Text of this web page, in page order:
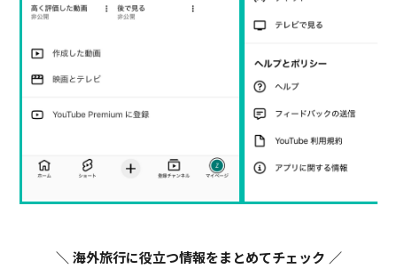
＼ 海外旅行に役立つ情報をまとめてチェック ／